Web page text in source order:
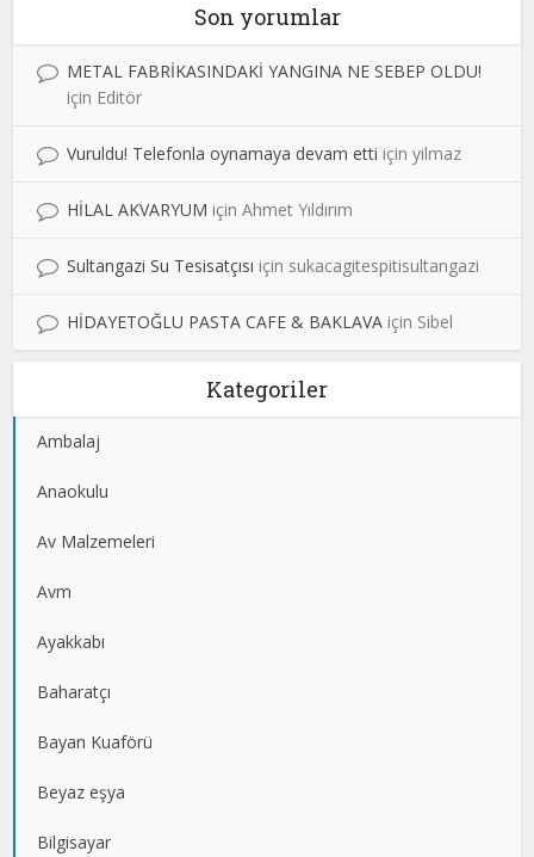
Son yorumlar
METAL FABRİKASINDAKİ YANGINA NE SEBEP OLDU!
için Editör
Vuruldu! Telefonla oynamaya devam etti içinyilmaz
HİLAL AKVARYUM içinAhmet Yıldırım
Sultangazi Su Tesisatçısı için sukacagitespitisultangazi
HİDAYETOĞLU PASTA CAFE & BAKLAVA için Sibel
Kategoriler
Ambalaj
Anaokulu
Av Malzemeleri
Avm
Ayakkabı
Baharatçı
Bayan Kuaförü
Beyaz eşya
Bilgisayar